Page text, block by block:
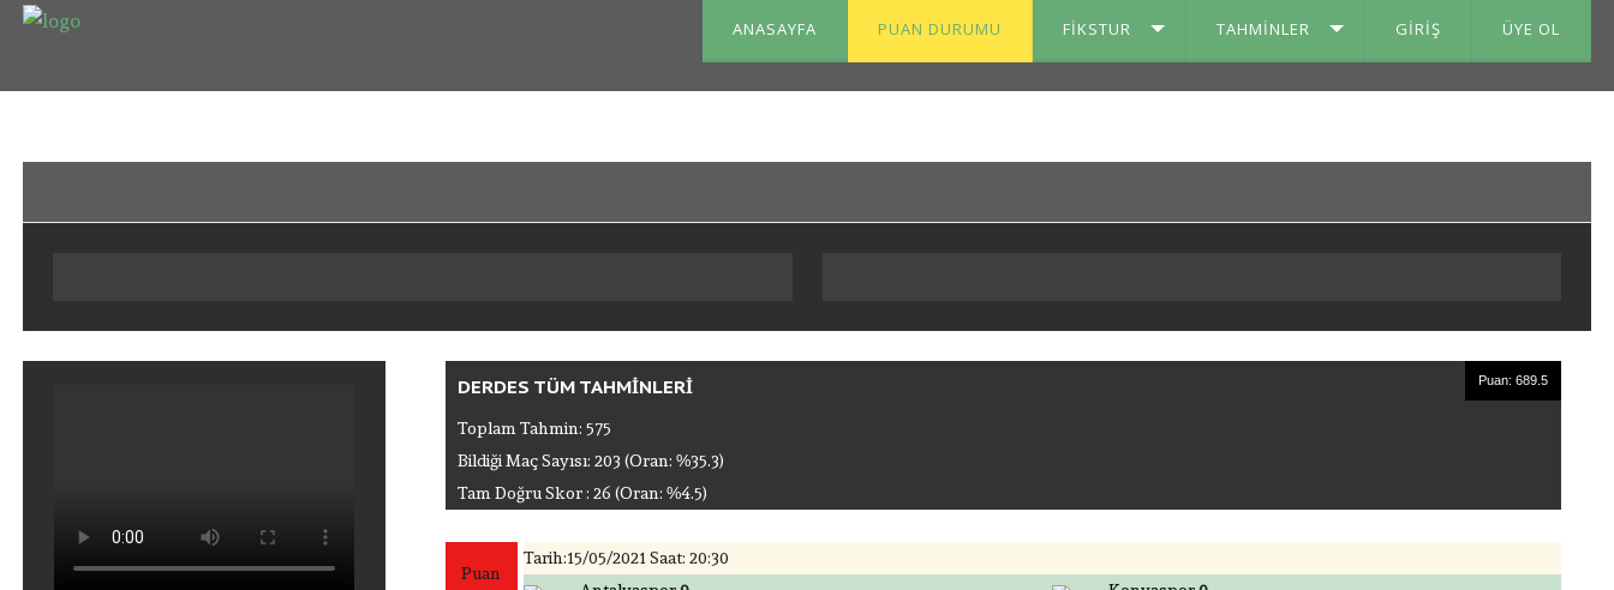
Anasayfa
Puan Durumu
ANASAYFA PUAN DURUMU FIKSTUR TAHMINLER GIRIŞ ÜYE OL
DERDES TÜM TAHMINLERI Puan: 689.5
Toplam Tahmin: 575
Bildiği Maç Sayısı: 203 (Oran: %35.3)
Tam Doğru Skor : 26 (Oran: %4.5)
Puan
Tarih:15/05/2021 Saat: 20:30